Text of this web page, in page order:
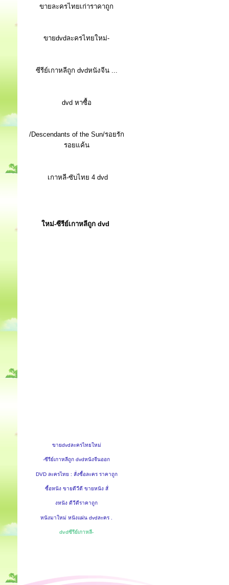
ขายละครไทยเก่าราคาถูก
ขายdvdละครไทยใหม่-
ซีรีย์เกาหลีถูก dvdหนังจีน ...
dvd หาซื้อ
/Descendants of the Sun/รอยรัก
รอยแค้น
เกาหลี-ซับไทย 4 dvd
ใหม่-ซีรีย์เกาหลีถูก dvd
ขายdvdละครไทยใหม่
-ซีรีย์เกาหลีถูก dvdหนังจีนออก
DVD ละครไทย : สั่งซื้อละคร ราคาถูก
ซื้อหนัง ขายดีวีดี ขายหนัง สั่
งหนัง ดีวีดีราคาถูก
หนังมาใหม่ หนังแผ่น dvdละคร .
dvdซีรีย์เกาหลี-